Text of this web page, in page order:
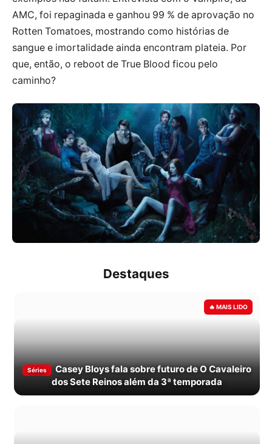
AMC, foi repaginada e ganhou 99 % de aprovação no
Rotten Tomatoes, mostrando como histórias de
sangue e imortalidade ainda encontram plateia. Por
que, então, o reboot de True Blood ficou pelo
caminho?
Destaques
Séries
Casey Bloys fala sobre futuro de O Cavaleiro
dos Sete Reinos além da 3ª temporada